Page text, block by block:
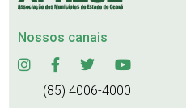
Nossos canais
(85) 4006-4000